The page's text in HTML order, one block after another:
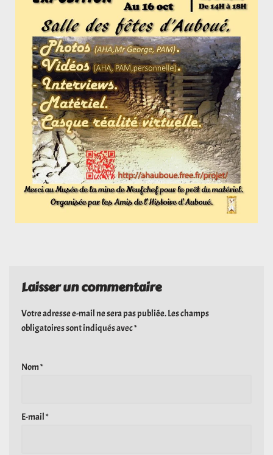
Laisser un commentaire
Votre adresse e-mail ne sera pas publiée.Les champs
obligatoires sont indiqués avec*
Nom*
E-mail*